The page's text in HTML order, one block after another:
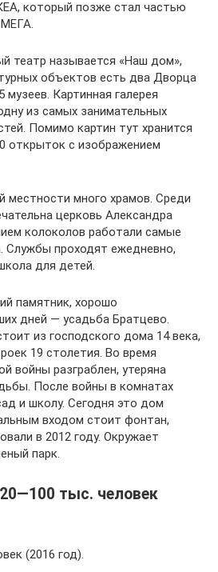
который позже стал частью
МЕГА.
театр называется «Наш дом»,
объектов есть два Дворца
музеев. Картинная галерея
из самых занимательных
Помимо картин тут хранится
открыток с изображением
местности много храмов. Среди
церковь Александра
колоколов работали самые
Службы проходят ежедневно,
для детей.
памятник, хорошо
дней — усадьба Братцево.
из господского дома 14 века,
19 столетия. Во время
войны разграблен, утеряна
После войны в комнатах
и школу. Сегодня это дом
входом стоит фонтан,
в 2012 году. Окружает
парк.
тыс. человек
(2016 год).